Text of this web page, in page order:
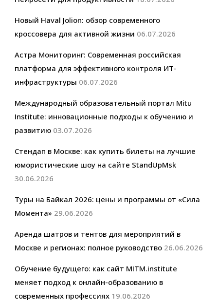
Новый Haval Jolion: обзор современного
кроссовера для активной жизни 06.07.2026
Астра Мониторинг: Современная российская
платформа для эффективного контроля ИТ-
инфраструктуры 06.07.2026
Международный образовательный портал Mitu
Institute: инновационные подходы к обучению и
развитию 03.07.2026
Стендап в Москве: как купить билеты на лучшие
юмористические шоу на сайте StandUpMsk
30.06.2026
Туры на Байкал 2026: цены и программы от «Сила
Момента» 29.06.2026
Аренда шатров и тентов для мероприятий в
Москве и регионах: полное руководство 26.06.2026
Обучение будущего: как сайт MITM.institute
меняет подход к онлайн-образованию в
современных профессиях 19.06.2026